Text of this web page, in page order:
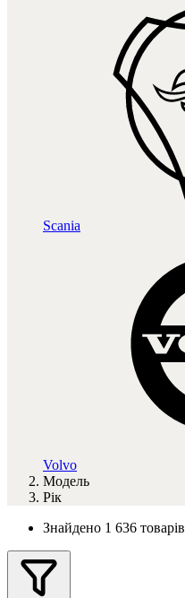
Scania
Volvo
Модель
Рік
Знайдено 1 636 товарів